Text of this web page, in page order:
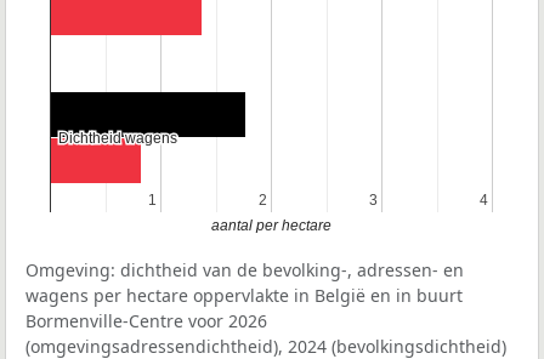
1
1 2
2 3
3 4
4
Dichtheid wagens
Dichtheid wagens
aantal per hectare
Omgeving: dichtheid van de bevolking-, adressen- en
wagens per hectare oppervlakte in België en in buurt
Bormenville-Centre voor 2026
(omgevingsadressendichtheid), 2024 (bevolkingsdichtheid)